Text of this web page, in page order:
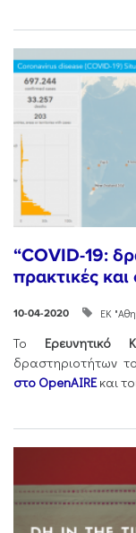
“COVID-19:
πρακτικές
10-04-2020 ΕΚ
Το Ερευνητικό
δραστηριοτήτων
στο OpenAIRE και